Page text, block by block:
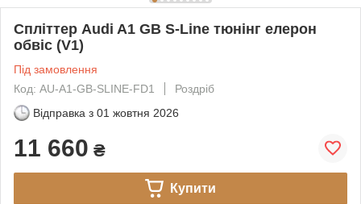
Спліттер Audi A1 GB S-Line тюнінг елерон
обвіс (V1)
Під замовлення
Код: AU-A1-GB-SLINE-FD1
Роздріб
Відправка з 01 жовтня 2026
11 660 ₴
Купити